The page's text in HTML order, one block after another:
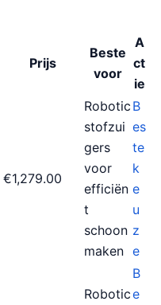
Prijs
Beste
voor
A
ct
ie
€1,279.00
Robotic
stofzui
gers
voor
efficiën
t
schoon
maken
B
es
te
k
e
u
z
e
Robotic
B
e